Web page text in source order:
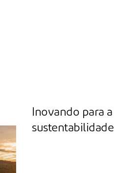
Inovando para a
sustentabilidade